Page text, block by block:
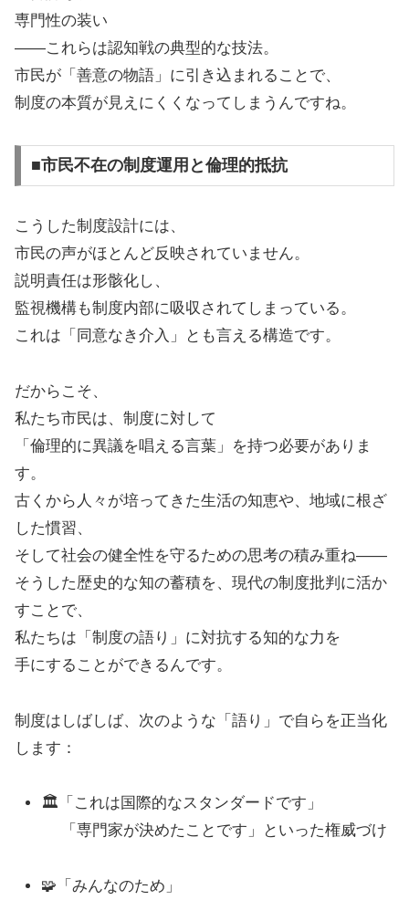
専門性の装い
——これらは認知戦の典型的な技法。
市民が「善意の物語」に引き込まれることで、
制度の本質が見えにくくなってしまうんですね。
■市民不在の制度運用と倫理的抵抗
こうした制度設計には、
市民の声がほとんど反映されていません。
説明責任は形骸化し、
監視機構も制度内部に吸収されてしまっている。
これは「同意なき介入」とも言える構造です。
だからこそ、
私たち市民は、制度に対して
「倫理的に異議を唱える言葉」を持つ必要がありま
す。
古くから人々が培ってきた生活の知恵や、地域に根ざ
した慣習、
そして社会の健全性を守るための思考の積み重ね——
そうした歴史的な知の蓄積を、現代の制度批判に活か
すことで、
私たちは「制度の語り」に対抗する知的な力を
手にすることができるんです。
制度はしばしば、次のような「語り」で自らを正当化
します：
🏛️「これは国際的なスタンダードです」
「専門家が決めたことです」といった権威づけ
🧩「みんなのため」